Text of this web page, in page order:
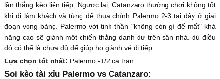
lần thắng kèo liên tiếp. Ngược lại, Catanzaro thường chơi không tốt
khi đi làm khách và từng để thua chính Palermo 2-3 tại đây ở giai
đoạn vòng bảng. Palermo với tinh thần "không còn gì để mất" khả
năng cao sẽ giành một chiến thắng danh dự trên sân nhà, dù điều
đó có thể là chưa đủ để giúp họ giành vé đi tiếp.
Lựa chọn tốt nhất: Palermo -1/2 cả trận
Soi kèo tài xỉu Palermo vs Catanzaro: